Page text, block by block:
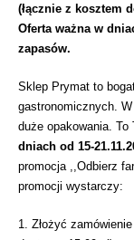
(łącznie z kosztem
Oferta ważna w
zapasów.
Sklep Prymat to
gastronomicznych.
duże opakowania. To
dniach od 15-
promocja ,,Odbierz
promocji wystarczy:
1. Złożyć